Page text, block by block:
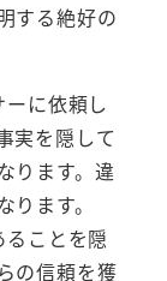
する絶好の
に依頼し
実を隠して
ります。違
ます。
ことを隠
の信頼を獲